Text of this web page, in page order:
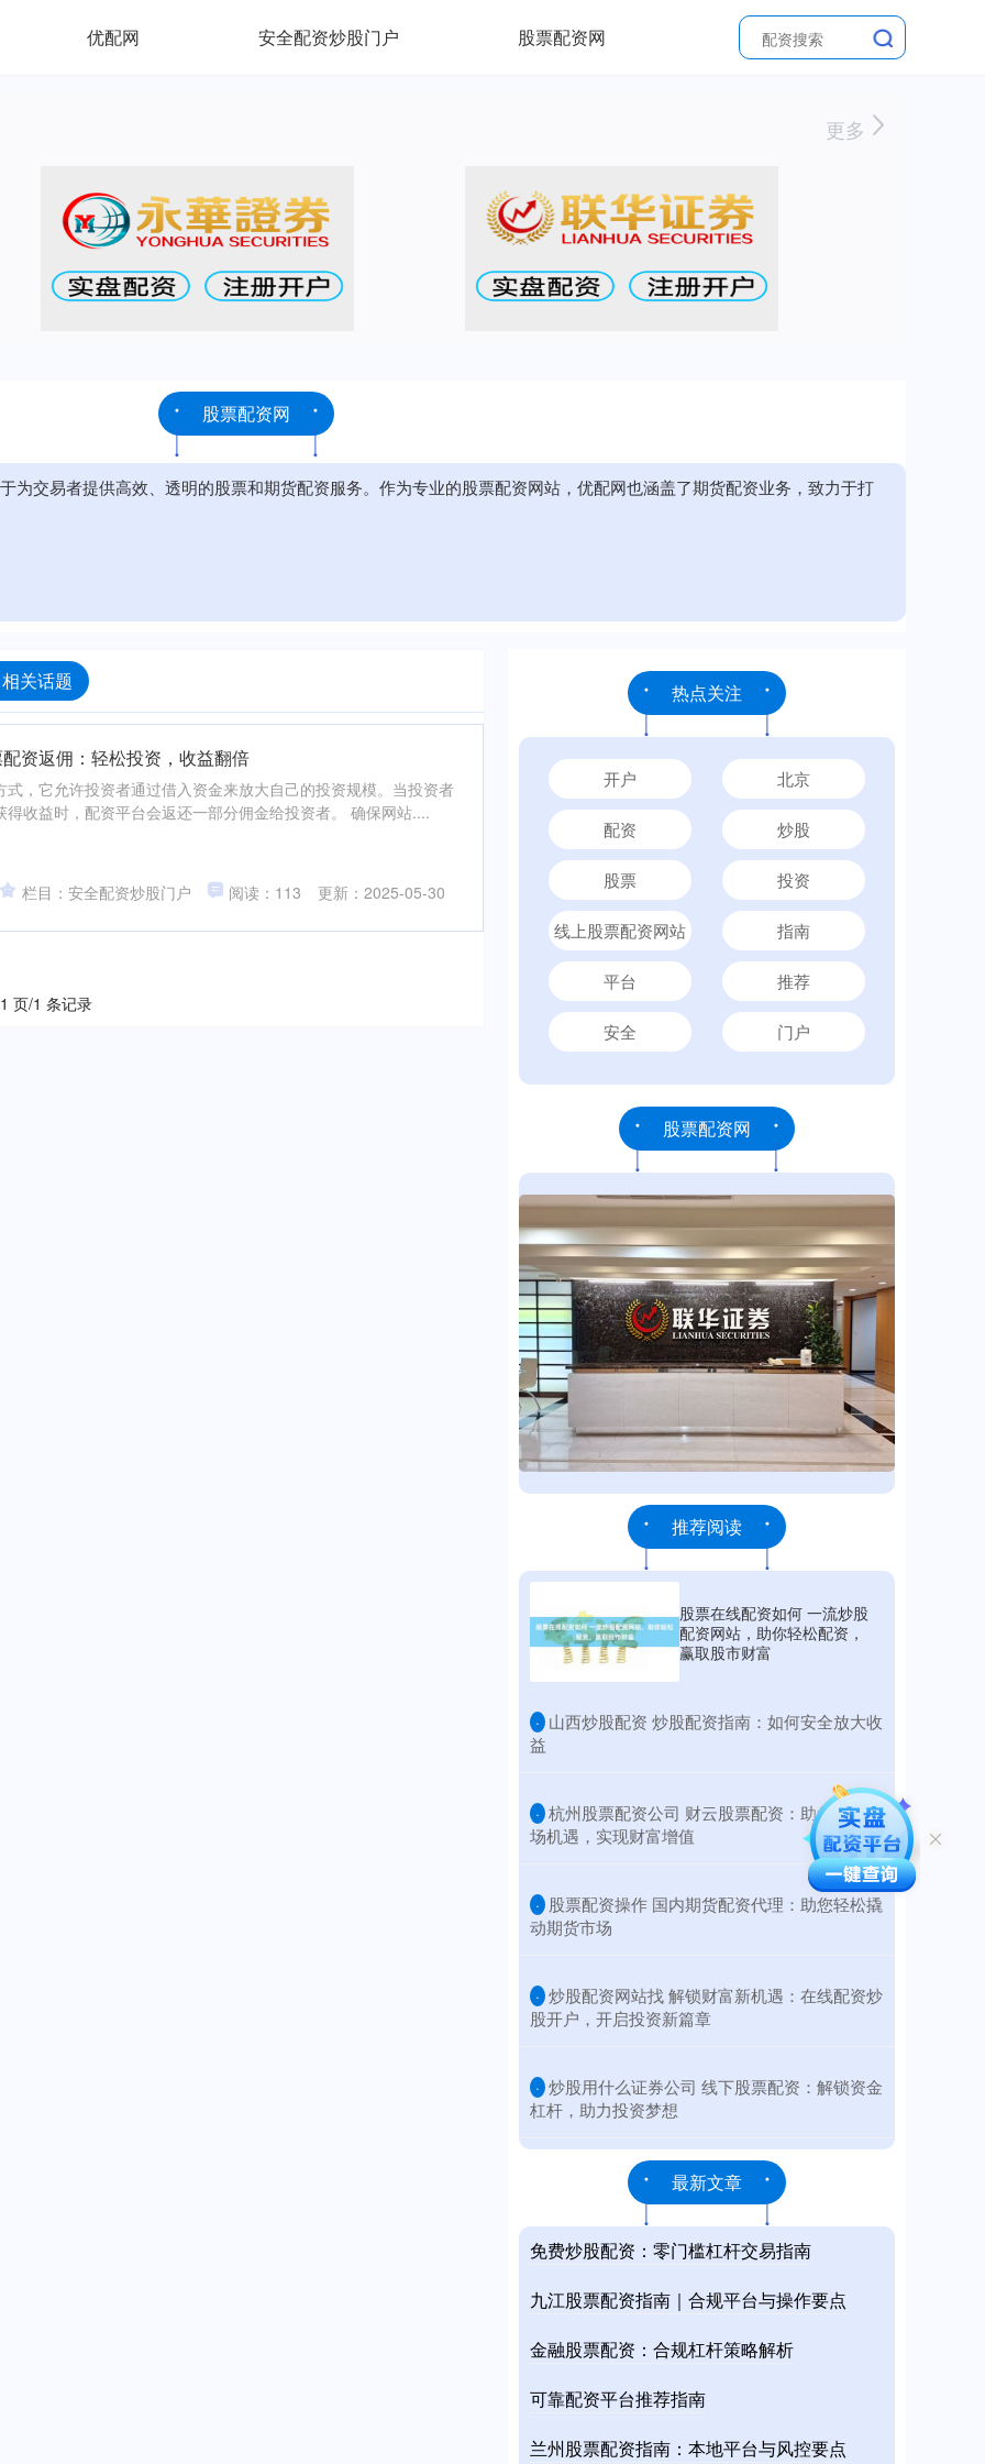
优配网 安全配资炒股门户 股票配资网
更多
股票配资网
为交易者提供高效、透明的股票和期货配资服务。作为专业的股票配资网站，优配网也涵盖了期货配资业务，致力于打
关话题
资返佣：轻松投资，收益翻倍
，它允许投资者通过借入资金来放大自己的投资规模。当投资者
收益时，配资平台会返还一部分佣金给投资者。 确保网站....
栏目：安全配资炒股门户 阅读：113 更新：2025-05-30
页/1 条记录
热点关注
开户 北京
配资 炒股
股票 投资
线上股票配资网站 指南
平台 推荐
安全 门户
股票配资网
推荐阅读
股票在线配资如何 一流炒股
配资网站，助你轻松配资，
赢取股市财富
· ​山西炒股配资 炒股配资指南：如何安全放大收
益
· ​杭州股票配资公司 财云股票配资：助您把握市
场机遇，实现财富增值
· ​股票配资操作 国内期货配资代理：助您轻松撬
动期货市场
· ​炒股配资网站找 解锁财富新机遇：在线配资炒
股开户，开启投资新篇章
· ​炒股用什么证券公司 线下股票配资：解锁资金
杠杆，助力投资梦想
最新文章
免费炒股配资：零门槛杠杆交易指南
九江股票配资指南｜合规平台与操作要点
金融股票配资：合规杠杆策略解析
可靠配资平台推荐指南
兰州股票配资指南：本地平台与风控要点